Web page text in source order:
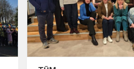
išvakarės